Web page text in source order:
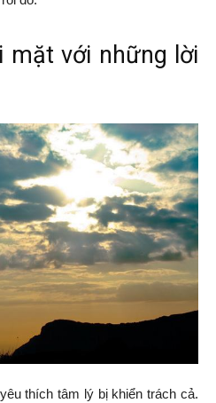
mặt với những lời
thích tâm lý bị khiển trách cả.